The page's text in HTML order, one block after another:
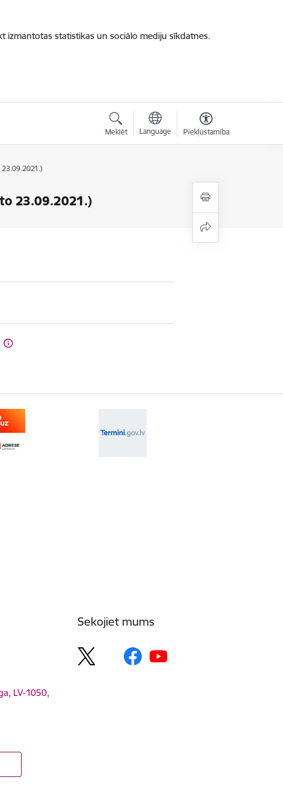
izmantotas statistikas un sociālo mediju sīkdatnes.
Meklēt Language Piekļūstamība
23.09.2021.)
LV-1050,
Sekojiet mums